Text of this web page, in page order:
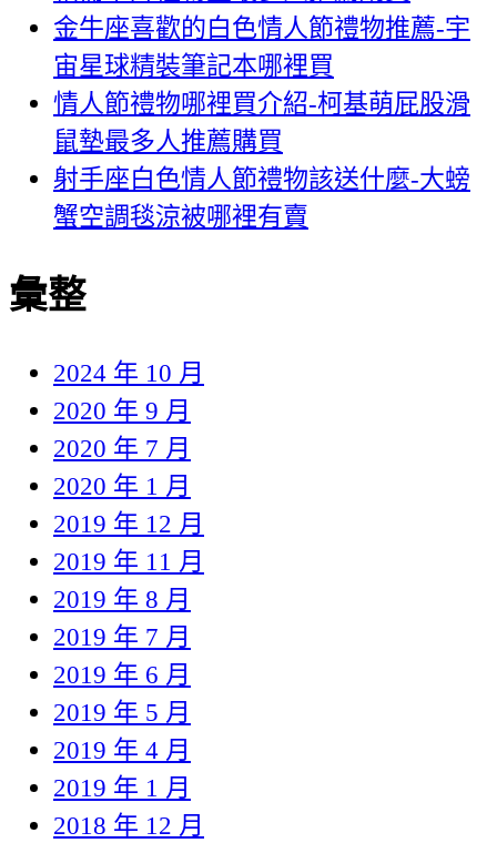
金牛座喜歡的白色情人節禮物推薦-宇
宙星球精裝筆記本哪裡買
情人節禮物哪裡買介紹-柯基萌屁股滑
鼠墊最多人推薦購買
射手座白色情人節禮物該送什麼-大螃
蟹空調毯涼被哪裡有賣
彙整
2024 年 10 月
2020 年 9 月
2020 年 7 月
2020 年 1 月
2019 年 12 月
2019 年 11 月
2019 年 8 月
2019 年 7 月
2019 年 6 月
2019 年 5 月
2019 年 4 月
2019 年 1 月
2018 年 12 月